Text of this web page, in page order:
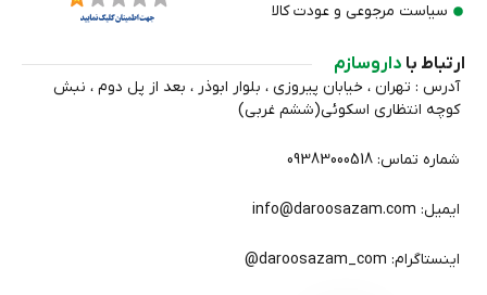
سیاست مرجوعی و عودت کالا
ارتباط با داروسازم
آدرس : تهران ، خیابان پیروزی ، بلوار ابوذر ، بعد از پل دوم ، نبش
کوچه انتظاري اسکوئی(ششم غربی)
شماره تماس: 09383000518
ایمیل: info@daroosazam.com
اینستاگرام: daroosazam_com@